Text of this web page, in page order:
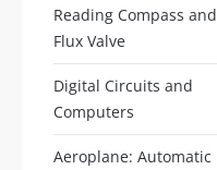
Reading Compass and
Flux Valve
Digital Circuits and
Computers
Aeroplane: Automatic